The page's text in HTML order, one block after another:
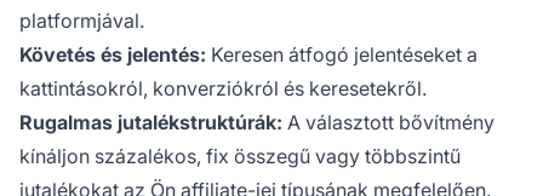
platformjával.
Követés és jelentés: Keresen átfogó jelentéseket a
kattintásokról, konverziókról és keresetekről.
Rugalmas jutalékstruktúrák: A választott bővítmény
kínáljon százalékos, fix összegű vagy többszintű
jutalékokat az Ön affiliate-jei típusának megfelelően.